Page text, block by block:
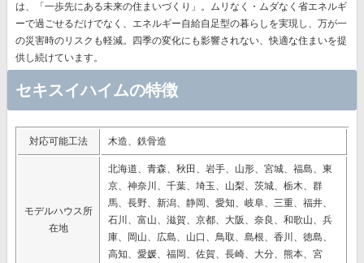
は、
「一歩先にある未来の住まいづくり」。 ムリなく・ムダなく省エネルギ
ーで過ごせるだけでなく、エネルギー自給自足型の暮らしを実現し、万が一
の災害時のリスクも軽減。四季の変化にも影響されない、快適な住まいを提
供し続けています。
セキスイハイムの特徴
対応可能工法 木造、鉄骨造
モデルハウス所
在地
北海道、青森、秋田、岩手、山形、宮城、福島、東
京、神奈川、千葉、埼玉、山梨、茨城、栃木、群
馬、長野、新潟、静岡、愛知、岐阜、三重、福井、
石川、富山、滋賀、京都、大阪、奈良、和歌山、兵
庫、岡山、広島、山口、鳥取、島根、香川、徳島、
高知、愛媛、福岡、佐賀、長崎、大分、熊本、宮